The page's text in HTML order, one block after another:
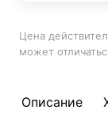
Цена
может
Описание